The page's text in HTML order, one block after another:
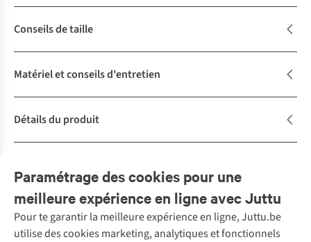
Conseils de taille
Matériel et conseils d'entretien
Détails du produit
Paramétrage des cookies pour une
meilleure expérience en ligne avec Juttu
Pour te garantir la meilleure expérience en ligne, Juttu.be
utilise des cookies marketing, analytiques et fonctionnels
Service client